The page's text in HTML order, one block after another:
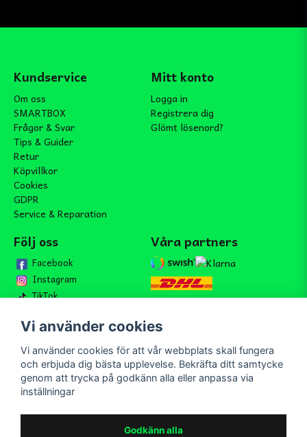
Kundservice
Om oss
SMARTBOX
Frågor & Svar
Tips & Guider
Retur
Köpvillkor
Cookies
GDPR
Service & Reparation
Mitt konto
Logga in
Registrera dig
Glömt lösenord?
Följ oss
Facebook
Instagram
TikTok
Våra partners
Bli medlem i vårt nyhetsbrev
email
Mejladress Skicka
Bli medlem i vårt nyhetsbrev och ta del av våra nyheter och
Vi använder cookies
Vi använder cookies för att vår webbplats skall fungera
och erbjuda dig bästa upplevelse. Bekräfta ditt samtycke
genom att trycka på godkänn alla eller anpassa via
inställningar
Godkänn alla